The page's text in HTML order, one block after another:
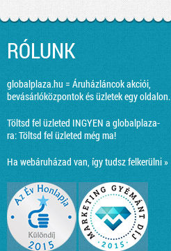
RÓLUNK
globalplaza.hu = Áruházláncok akciói,
bevásárlóközpontok és üzletek egy oldalon.
Töltsd fel üzleted INGYEN a globalplaza-
ra:Töltsd fel üzleted még ma!
Ha webáruházad van, így tudsz felkerülni »